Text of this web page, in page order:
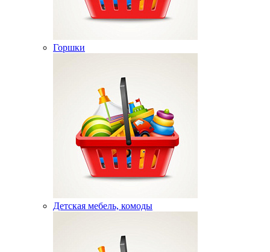
Горшки
Детская мебель, комоды